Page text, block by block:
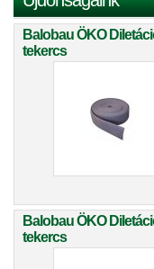
Balobau ÖKO
tekercs
Balobau ÖKO
tekercs